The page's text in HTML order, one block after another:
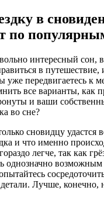
в
по
интересный сон,
в путешествие,
уже передвигаетесь к
все варианты, как
и ваши
во сне?
сновидцу удастся
и что именно
легче, так как
однозначно возможным
Лучше, конечно,